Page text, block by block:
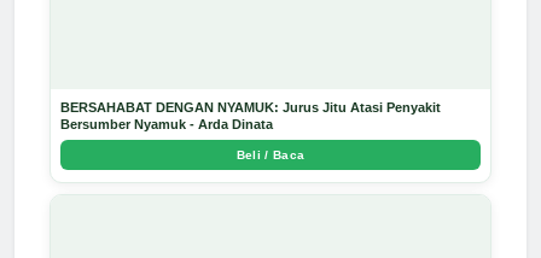
BERSAHABAT DENGAN NYAMUK: Jurus Jitu Atasi Penyakit
Bersumber Nyamuk - Arda Dinata
Beli / Baca